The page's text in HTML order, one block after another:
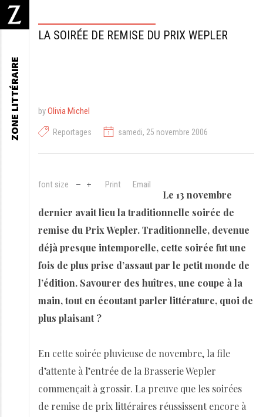
LA SOIRÉE DE REMISE DU PRIX WEPLER
byOlivia Michel
Reportages samedi, 25 novembre 2006
font size Print Email
Le 13 novembre
dernier avait lieu la traditionnelle soirée de
remise du Prix Wepler. Traditionnelle, devenue
déjà presque intemporelle, cette soirée fut une
fois de plus prise d’assaut par le petit monde de
l’édition. Savourer des huîtres, une coupe à la
main, tout en écoutant parler littérature, quoi de
plus plaisant ?
En cette soirée pluvieuse de novembre, la file
d’attente à l’entrée de la Brasserie Wepler
commençait à grossir. La preuve que les soirées
de remise de prix littéraires réussissent encore à
ZONE LITTÉRAIRE